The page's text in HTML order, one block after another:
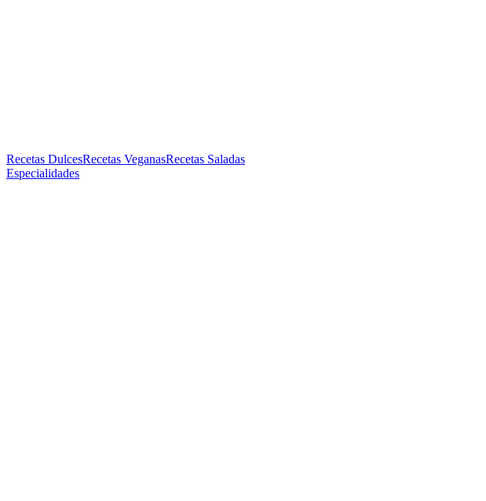
Recetas DulcesRecetas VeganasRecetas Saladas
Especialidades